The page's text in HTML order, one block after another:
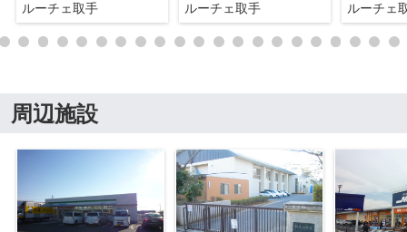
ルーチェ取手 ルーチェ取手 ルーチェ
周辺施設